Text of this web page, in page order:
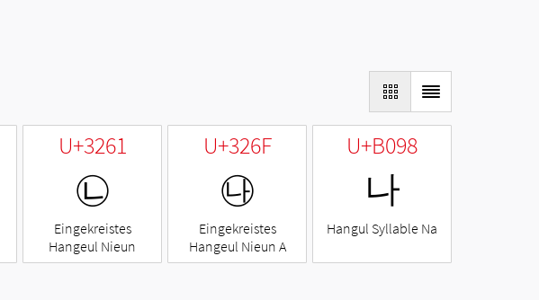
U+3261
㉡
Eingekreistes
Hangeul Nieun
U+326F
㉯
Eingekreistes
Hangeul Nieun A
U+B098
나
Hangul Syllable Na